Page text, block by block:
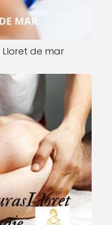
Lloret de mar